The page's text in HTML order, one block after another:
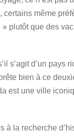
certains même
plutôt que des
s’agit d’un pays
bien à ce
est une ville
à la recherche